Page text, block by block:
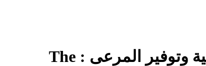
المنظمات والجمعيات التي لها علاقات تعاون وعمل مع ديوان تربية الماشية وتوفير المرعى : The